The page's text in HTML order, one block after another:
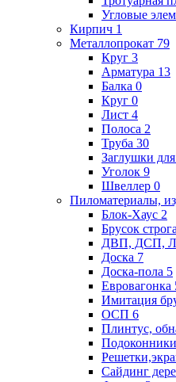
Угловые
Кирпич 1
Металлопрокат 79
Круг 3
Арматура 13
Балка 0
Круг 0
Лист 4
Полоса 2
Труба 30
Заглушки
Уголок 9
Швеллер 0
Пиломатериалы,
Блок-Хаус 2
Брусок
ДВП, ДСП,
Доска 7
Доска-пола 5
Евровагонка
Имитация
ОСП 6
Плинтус,
Подоконники
Сайдинг